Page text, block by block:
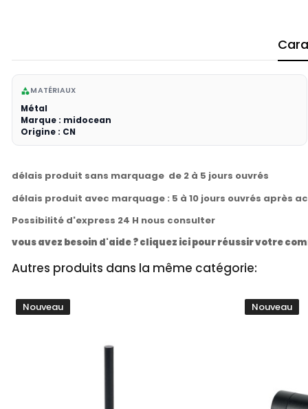
categoryMATÉRIAUX
Métal
Marque : midocean
Origine : CN
délais produit sans marquage de 2 à 5 jours ouvrés
délais produit avec marquage : 5 à 10 jours ouvrés après
Possibilité d'express 24 H nous consulter
vous avez besoin d'aide ? cliquez ici pour réussir votre
Autres produits dans la même catégorie:
Nouveau Nouveau